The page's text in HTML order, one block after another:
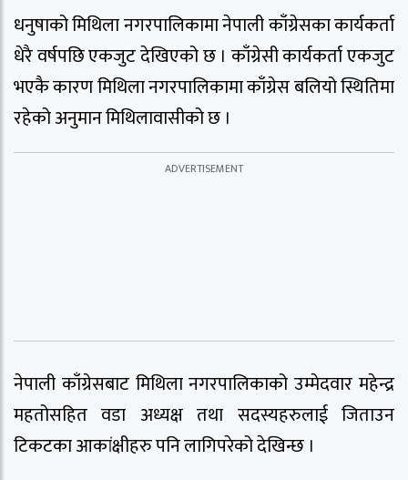
धनुषाको मिथिला नगरपालिकामा नेपाली काँग्रेसका कार्यकर्ता
धेरै वर्षपछि एकजुट देखिएको छ । काँग्रेसी कार्यकर्ता एकजुट
भएकै कारण मिथिला नगरपालिकामा काँग्रेस बलियो स्थितिमा
रहेको अनुमान मिथिलावासीको छ ।
नेपाली काँग्रेसबाट मिथिला नगरपालिकाको उम्मेदवार महेन्द्र
महतोसहित वडा अध्यक्ष तथा सदस्यहरुलाई जिताउन
टिकटका आकांक्षीहरु पनि लागिपरेको देखिन्छ ।